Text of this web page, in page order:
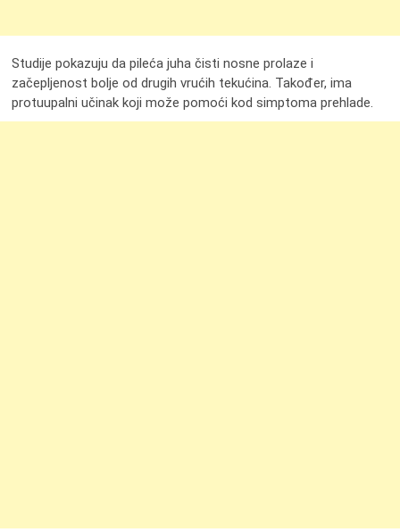
Studije pokazuju da pileća juha čisti nosne prolaze i
začepljenost bolje od drugih vrućih tekućina. Također, ima
protuupalni učinak koji može pomoći kod simptoma prehlade.